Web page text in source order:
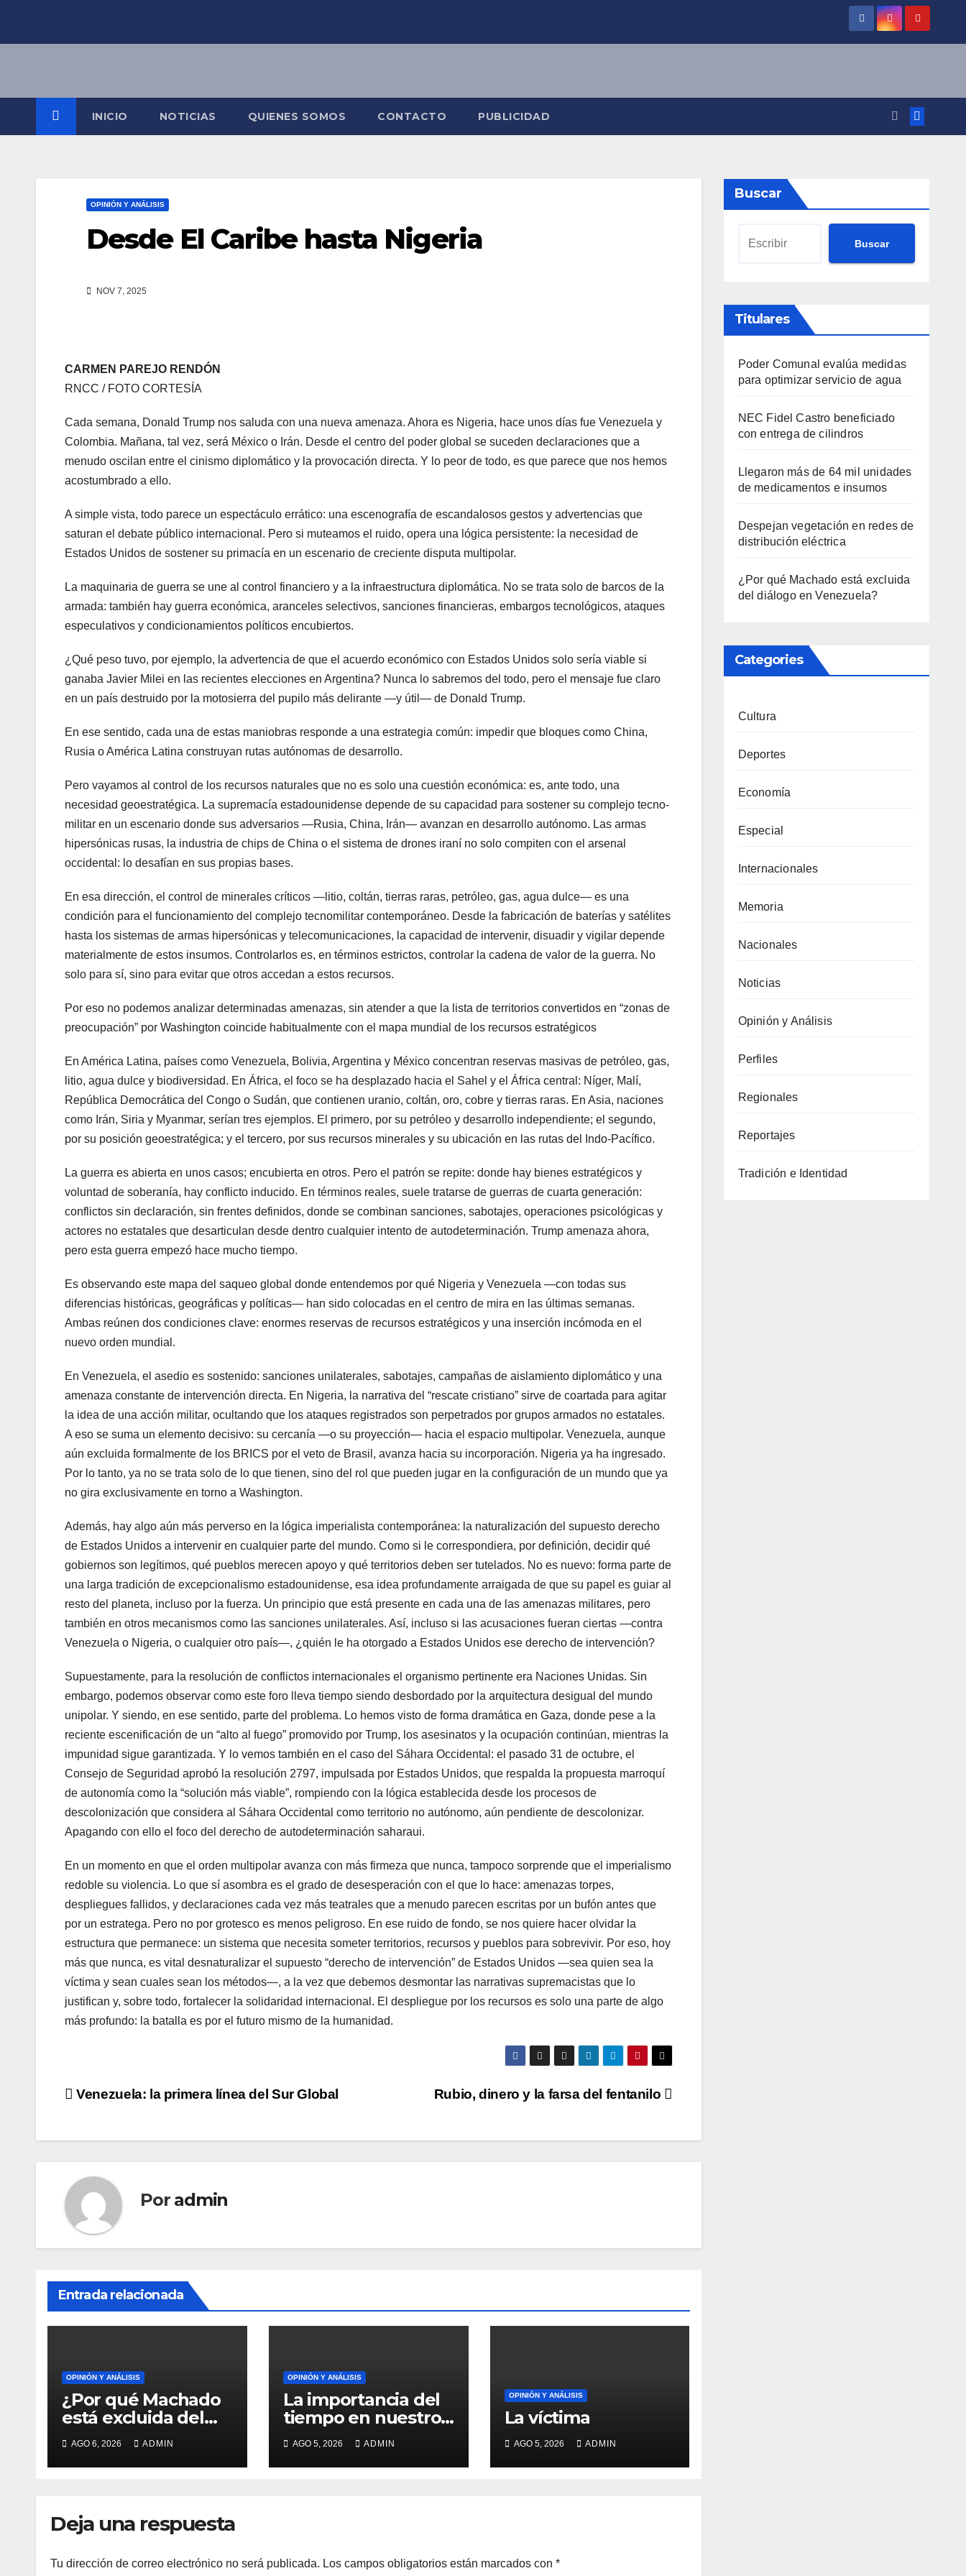
INICIO NOTICIAS QUIENES SOMOS CONTACTO PUBLICIDAD
OPINIÓN Y ANÁLISIS
Desde El Caribe hasta Nigeria
NOV 7, 2025
CARMEN PAREJO RENDÓN
RNCC / FOTO CORTESÍA
Cada semana, Donald Trump nos saluda con una nueva amenaza. Ahora es Nigeria, hace unos días fue Venezuela y
Colombia. Mañana, tal vez, será México o Irán. Desde el centro del poder global se suceden declaraciones que a
menudo oscilan entre el cinismo diplomático y la provocación directa. Y lo peor de todo, es que parece que nos hemos
acostumbrado a ello.
A simple vista, todo parece un espectáculo errático: una escenografía de escandalosos gestos y advertencias que
saturan el debate público internacional. Pero si muteamos el ruido, opera una lógica persistente: la necesidad de
Estados Unidos de sostener su primacía en un escenario de creciente disputa multipolar.
La maquinaria de guerra se une al control financiero y a la infraestructura diplomática. No se trata solo de barcos de la
armada: también hay guerra económica, aranceles selectivos, sanciones financieras, embargos tecnológicos, ataques
especulativos y condicionamientos políticos encubiertos.
¿Qué peso tuvo, por ejemplo, la advertencia de que el acuerdo económico con Estados Unidos solo sería viable si
ganaba Javier Milei en las recientes elecciones en Argentina? Nunca lo sabremos del todo, pero el mensaje fue claro
en un país destruido por la motosierra del pupilo más delirante —y útil— de Donald Trump.
En ese sentido, cada una de estas maniobras responde a una estrategia común: impedir que bloques como China,
Rusia o América Latina construyan rutas autónomas de desarrollo.
Pero vayamos al control de los recursos naturales que no es solo una cuestión económica: es, ante todo, una
necesidad geoestratégica. La supremacía estadounidense depende de su capacidad para sostener su complejo tecno-
militar en un escenario donde sus adversarios —Rusia, China, Irán— avanzan en desarrollo autónomo. Las armas
hipersónicas rusas, la industria de chips de China o el sistema de drones iraní no solo compiten con el arsenal
occidental: lo desafían en sus propias bases.
En esa dirección, el control de minerales críticos —litio, coltán, tierras raras, petróleo, gas, agua dulce— es una
condición para el funcionamiento del complejo tecnomilitar contemporáneo. Desde la fabricación de baterías y satélites
hasta los sistemas de armas hipersónicas y telecomunicaciones, la capacidad de intervenir, disuadir y vigilar depende
materialmente de estos insumos. Controlarlos es, en términos estrictos, controlar la cadena de valor de la guerra. No
solo para sí, sino para evitar que otros accedan a estos recursos.
Por eso no podemos analizar determinadas amenazas, sin atender a que la lista de territorios convertidos en “zonas de
preocupación” por Washington coincide habitualmente con el mapa mundial de los recursos estratégicos
En América Latina, países como Venezuela, Bolivia, Argentina y México concentran reservas masivas de petróleo, gas,
litio, agua dulce y biodiversidad. En África, el foco se ha desplazado hacia el Sahel y el África central: Níger, Malí,
República Democrática del Congo o Sudán, que contienen uranio, coltán, oro, cobre y tierras raras. En Asia, naciones
como Irán, Siria y Myanmar, serían tres ejemplos. El primero, por su petróleo y desarrollo independiente; el segundo,
por su posición geoestratégica; y el tercero, por sus recursos minerales y su ubicación en las rutas del Indo-Pacífico.
La guerra es abierta en unos casos; encubierta en otros. Pero el patrón se repite: donde hay bienes estratégicos y
voluntad de soberanía, hay conflicto inducido. En términos reales, suele tratarse de guerras de cuarta generación:
conflictos sin declaración, sin frentes definidos, donde se combinan sanciones, sabotajes, operaciones psicológicas y
actores no estatales que desarticulan desde dentro cualquier intento de autodeterminación. Trump amenaza ahora,
pero esta guerra empezó hace mucho tiempo.
Es observando este mapa del saqueo global donde entendemos por qué Nigeria y Venezuela —con todas sus
diferencias históricas, geográficas y políticas— han sido colocadas en el centro de mira en las últimas semanas.
Ambas reúnen dos condiciones clave: enormes reservas de recursos estratégicos y una inserción incómoda en el
nuevo orden mundial.
En Venezuela, el asedio es sostenido: sanciones unilaterales, sabotajes, campañas de aislamiento diplomático y una
amenaza constante de intervención directa. En Nigeria, la narrativa del “rescate cristiano” sirve de coartada para agitar
la idea de una acción militar, ocultando que los ataques registrados son perpetrados por grupos armados no estatales.
A eso se suma un elemento decisivo: su cercanía —o su proyección— hacia el espacio multipolar. Venezuela, aunque
aún excluida formalmente de los BRICS por el veto de Brasil, avanza hacia su incorporación. Nigeria ya ha ingresado.
Por lo tanto, ya no se trata solo de lo que tienen, sino del rol que pueden jugar en la configuración de un mundo que ya
no gira exclusivamente en torno a Washington.
Además, hay algo aún más perverso en la lógica imperialista contemporánea: la naturalización del supuesto derecho
de Estados Unidos a intervenir en cualquier parte del mundo. Como si le correspondiera, por definición, decidir qué
gobiernos son legítimos, qué pueblos merecen apoyo y qué territorios deben ser tutelados. No es nuevo: forma parte de
una larga tradición de excepcionalismo estadounidense, esa idea profundamente arraigada de que su papel es guiar al
resto del planeta, incluso por la fuerza. Un principio que está presente en cada una de las amenazas militares, pero
también en otros mecanismos como las sanciones unilaterales. Así, incluso si las acusaciones fueran ciertas —contra
Venezuela o Nigeria, o cualquier otro país—, ¿quién le ha otorgado a Estados Unidos ese derecho de intervención?
Supuestamente, para la resolución de conflictos internacionales el organismo pertinente era Naciones Unidas. Sin
embargo, podemos observar como este foro lleva tiempo siendo desbordado por la arquitectura desigual del mundo
unipolar. Y siendo, en ese sentido, parte del problema. Lo hemos visto de forma dramática en Gaza, donde pese a la
reciente escenificación de un “alto al fuego” promovido por Trump, los asesinatos y la ocupación continúan, mientras la
impunidad sigue garantizada. Y lo vemos también en el caso del Sáhara Occidental: el pasado 31 de octubre, el
Consejo de Seguridad aprobó la resolución 2797, impulsada por Estados Unidos, que respalda la propuesta marroquí
de autonomía como la “solución más viable”, rompiendo con la lógica establecida desde los procesos de
descolonización que considera al Sáhara Occidental como territorio no autónomo, aún pendiente de descolonizar.
Apagando con ello el foco del derecho de autodeterminación saharaui.
En un momento en que el orden multipolar avanza con más firmeza que nunca, tampoco sorprende que el imperialismo
redoble su violencia. Lo que sí asombra es el grado de desesperación con el que lo hace: amenazas torpes,
despliegues fallidos, y declaraciones cada vez más teatrales que a menudo parecen escritas por un bufón antes que
por un estratega. Pero no por grotesco es menos peligroso. En ese ruido de fondo, se nos quiere hacer olvidar la
estructura que permanece: un sistema que necesita someter territorios, recursos y pueblos para sobrevivir. Por eso, hoy
más que nunca, es vital desnaturalizar el supuesto “derecho de intervención” de Estados Unidos —sea quien sea la
víctima y sean cuales sean los métodos—, a la vez que debemos desmontar las narrativas supremacistas que lo
justifican y, sobre todo, fortalecer la solidaridad internacional. El despliegue por los recursos es solo una parte de algo
más profundo: la batalla es por el futuro mismo de la humanidad.
Navegación
Rubio, dinero y la farsa del fentanilo
Venezuela: la primera línea del Sur Global
Por admin
Entrada relacionada
OPINIÓN Y ANÁLISIS
¿Por qué Machado
está excluida del
diálogo en
Venezuela?
AGO 6, 2026 ADMIN
OPINIÓN Y ANÁLISIS
La importancia del
tiempo en nuestro
bienestar
AGO 5, 2026 ADMIN
OPINIÓN Y ANÁLISIS
La víctima
AGO 5, 2026 ADMIN
Deja una respuesta
Tu dirección de correo electrónico no será publicada. Los campos obligatorios están marcados con *
Buscar
Buscar
Titulares
Poder Comunal evalúa medidas
para optimizar servicio de agua
NEC Fidel Castro beneficiado
con entrega de cilindros
Llegaron más de 64 mil unidades
de medicamentos e insumos
Despejan vegetación en redes de
distribución eléctrica
¿Por qué Machado está excluida
del diálogo en Venezuela?
Categories
Cultura
Deportes
Economía
Especial
Internacionales
Memoria
Nacionales
Noticias
Opinión y Análisis
Perfiles
Regionales
Reportajes
Tradición e Identidad